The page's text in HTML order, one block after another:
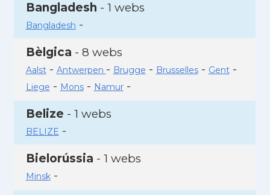
Bangladesh - 1 webs
Bangladesh -
Bèlgica - 8 webs
Aalst- Antwerpen - Brugge - Brusselles- Gent-
Liege - Mons- Namur-
Belize - 1 webs
BELIZE -
Bielorússia - 1 webs
Minsk-